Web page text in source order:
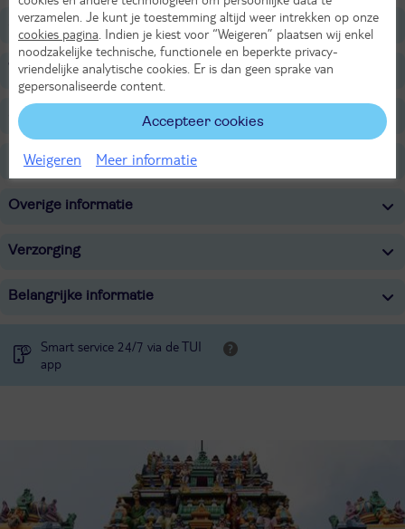
Strand
Wellness
Sport & Activiteiten
Entertainment
Overige informatie
Verzorging
Belangrijke informatie
Smart service 24/7 via de TUI
app
verzamelen. Je kunt je toestemming altijd weer intrekken op onze
cookies pagina . Indien je kiest voor “Weigeren” plaatsen wij enkel
noodzakelijke technische, functionele en beperkte privacy-
vriendelijke analytische cookies. Er is dan geen sprake van
gepersonaliseerde content.
Accepteer cookies
Weigeren Meer informatie